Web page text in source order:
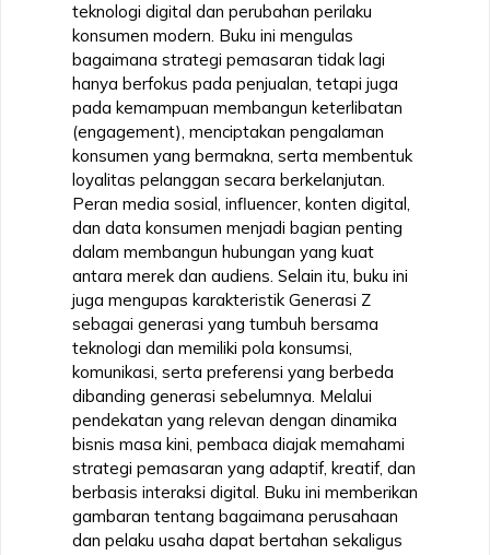
teknologi digital dan perubahan perilaku
konsumen modern. Buku ini mengulas
bagaimana strategi pemasaran tidak lagi
hanya berfokus pada penjualan, tetapi juga
pada kemampuan membangun keterlibatan
(engagement), menciptakan pengalaman
konsumen yang bermakna, serta membentuk
loyalitas pelanggan secara berkelanjutan.
Peran media sosial, influencer, konten digital,
dan data konsumen menjadi bagian penting
dalam membangun hubungan yang kuat
antara merek dan audiens. Selain itu, buku ini
juga mengupas karakteristik Generasi Z
sebagai generasi yang tumbuh bersama
teknologi dan memiliki pola konsumsi,
komunikasi, serta preferensi yang berbeda
dibanding generasi sebelumnya. Melalui
pendekatan yang relevan dengan dinamika
bisnis masa kini, pembaca diajak memahami
strategi pemasaran yang adaptif, kreatif, dan
berbasis interaksi digital. Buku ini memberikan
gambaran tentang bagaimana perusahaan
dan pelaku usaha dapat bertahan sekaligus